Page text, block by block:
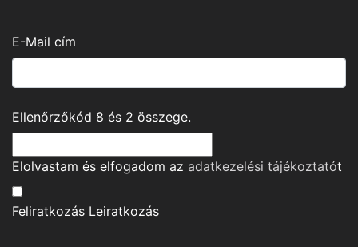
E-Mail cím
Ellenőrzőkód 8 és 2 összege.
Elolvastam és elfogadom az adatkezelési tájékoztatót
Feliratkozás Leiratkozás